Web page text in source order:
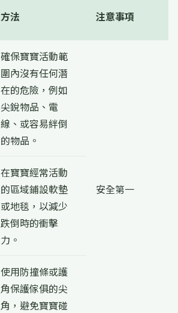
方法 注意事項
確保寶寶活動範
圍內沒有任何潛
在的危險，例如
尖銳物品、電
線、或容易絆倒
的物品。
安全第一
在寶寶經常活動
的區域鋪設軟墊
或地毯，以減少
跌倒時的衝擊
力。
使用防撞條或護
角保護傢俱的尖
角，避免寶寶碰